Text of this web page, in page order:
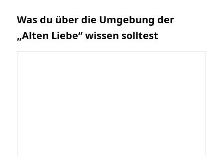
Was du über die Umgebung der
„Alten Liebe“ wissen solltest